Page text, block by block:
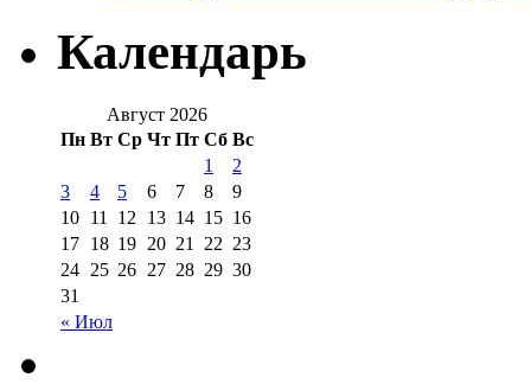
Календарь
Август 2026
Пн Вт Ср Чт Пт Сб Вс
« Июл
1
2
3
4 5 6 7 8
9
10 11 12 13 14 15 16
17 18 19 20 21 22 23
24 25 26 27 28 29 30
31